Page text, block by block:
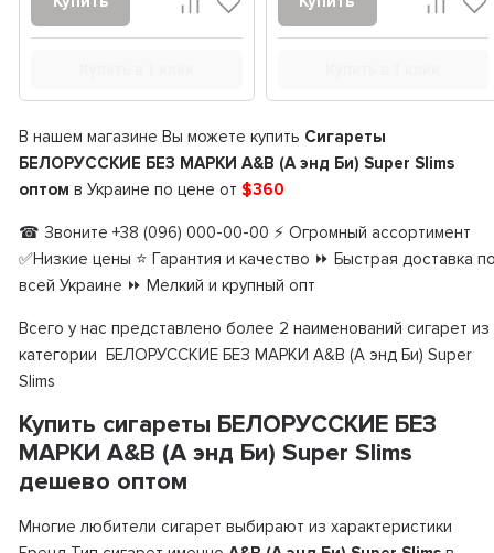
В нашем магазине Вы можете купить Сигареты
БЕЛОРУССКИЕ БЕЗ МАРКИ A&B (А энд Би) Super Slims
оптом в Украине по цене от $360
☎ Звоните +38 (096) 000-00-00 ⚡ Огромный ассортимент
✅Низкие цены ⭐ Гарантия и качество ⏩ Быстрая доставка
всей Украине ⏩ Мелкий и крупный опт
Всего у нас представлено более 2 наименований сигарет из
категории БЕЛОРУССКИЕ БЕЗ МАРКИ A&B (А энд Би) Super
Slims
Купить сигареты БЕЛОРУССКИЕ БЕЗ
МАРКИ A&B (А энд Би) Super Slims
дешево оптом
Многие любители сигарет выбирают из характеристики